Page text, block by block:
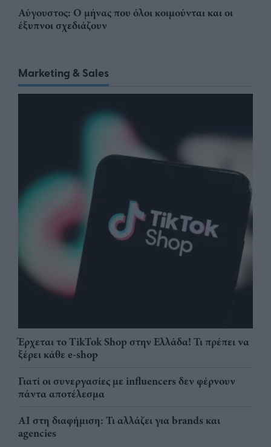
Αύγουστος: Ο μήνας που όλοι κοιμούνται και οι
έξυπνοι σχεδιάζουν
Marketing & Sales
Έρχεται το TikTok Shop στην Ελλάδα! Τι πρέπει να
ξέρει κάθε e-shop
Γιατί οι συνεργασίες με influencers δεν φέρνουν
πάντα αποτέλεσμα
AI στη διαφήμιση: Τι αλλάζει για brands και
agencies